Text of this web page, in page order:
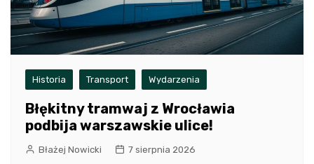
Historia Transport Wydarzenia
Błękitny tramwaj z Wrocławia
podbija warszawskie ulice!
Błażej Nowicki 7 sierpnia 2026